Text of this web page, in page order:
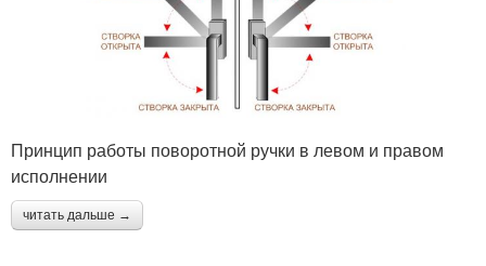
Принцип работы поворотной ручки в левом и правом
исполнении
читать дальше →